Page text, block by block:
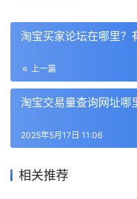
淘宝买家论坛在哪里？
上一篇
淘宝交易量查询网址哪
2025年5月17日 11:06
相关推荐